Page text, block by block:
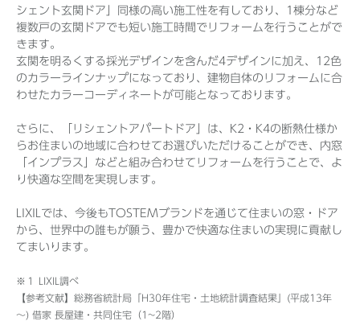
シェント玄関ドア」同様の高い施工性を有しており、1棟分など
複数戸の玄関ドアでも短い施工時間でリフォームを行うことがで
きます。
玄関を明るくする採光デザインを含んだ4デザインに加え、12色
のカラーラインナップになっており、建物自体のリフォームに合
わせたカラーコーディネートが可能となっております。
さらに、「リシェントアパートドア」は、K2・K4の断熱仕様か
らお住まいの地域に合わせてお選びいただけることができ、内窓
「インプラス」などと組み合わせてリフォームを行うことで、よ
り快適な空間を実現します。
LIXILでは、今後もTOSTEMブランドを通じて住まいの窓・ドア
から、世界中の誰もが願う、豊かで快適な住まいの実現に貢献し
てまいります。
※１ LIXIL調べ
【参考文献】総務省統計局「H30年住宅・土地統計調査結果」(平成13年
～) 借家 長屋建・共同住宅（1~2階）